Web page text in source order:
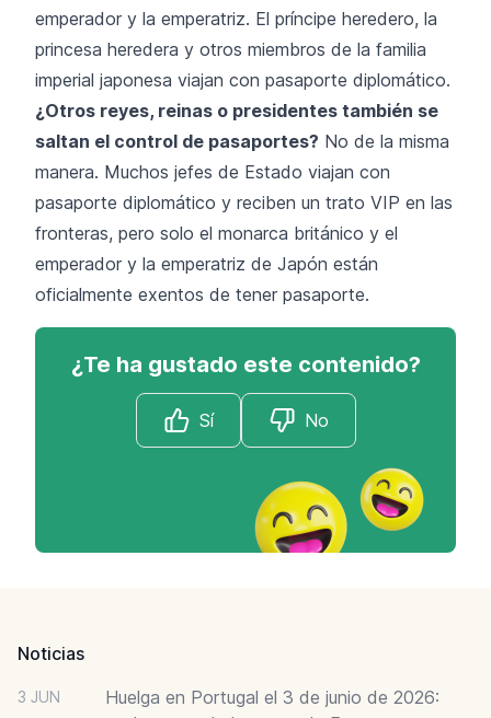
emperador y la emperatriz. El príncipe heredero, la
princesa heredera y otros miembros de la familia
imperial japonesa viajan con pasaporte diplomático.
¿Otros reyes, reinas o presidentes también se
saltan el control de pasaportes? No de la misma
manera. Muchos jefes de Estado viajan con
pasaporte diplomático y reciben un trato VIP en las
fronteras, pero solo el monarca británico y el
emperador y la emperatriz de Japón están
oficialmente exentos de tener pasaporte.
¿Te ha gustado este contenido?
Sí No
Noticias
3 JUN
Huelga en Portugal el 3 de junio de 2026: